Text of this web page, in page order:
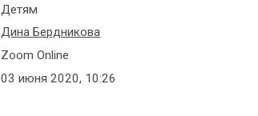
Детям
Дина Бердникова
Zoom Online
03 июня 2020, 10:26